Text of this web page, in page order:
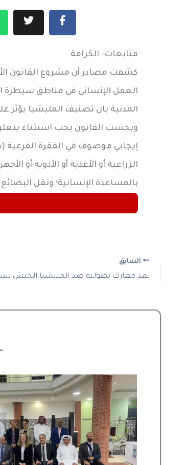
متابعات- الكرامة
كشفت مصادر أن مشروع القانون
العمل الإنساني في مناطق سيطرة
المدنية بان تصنيف المليشيا يؤثر
وبحسب القانون يجب استثناء
الزراعية أو الأغذية أو الأدوية أو
بالمساعدة الإنسانية؛ ونقل
السابق